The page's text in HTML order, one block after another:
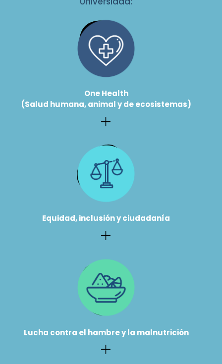
One Health
(Salud humana, animal y de ecosistemas)
Equidad, inclusión y ciudadanía
Lucha contra el hambre y la malnutrición